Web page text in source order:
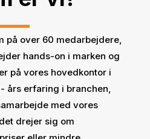
på over 60 medarbejdere,
hands-on i marken og
på vores hovedkontor i
års erfaring i branchen,
med vores
drejer sig om